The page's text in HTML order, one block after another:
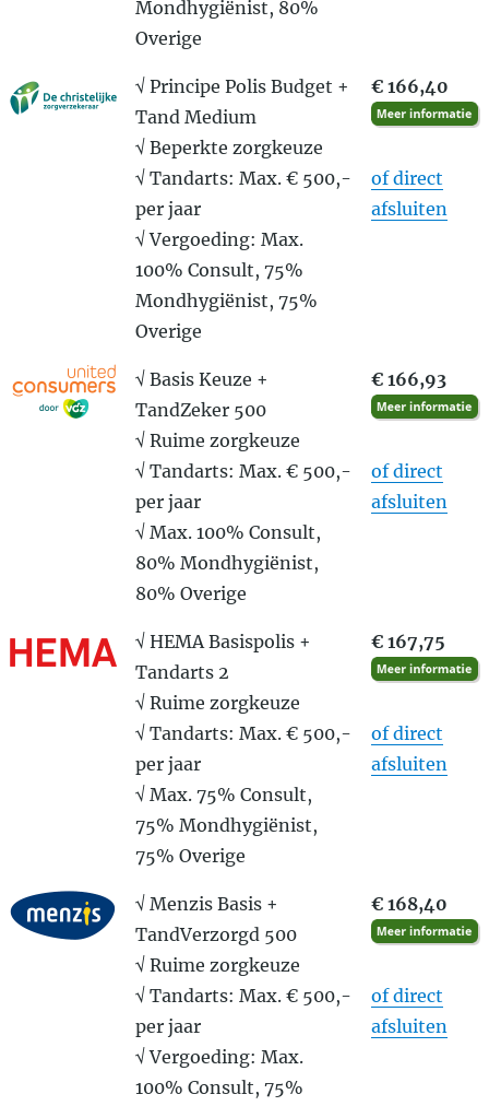
Mondhygiënist, 80%
Overige
√ Principe Polis Budget +
Tand Medium
√ Beperkte zorgkeuze
√ Tandarts: Max. € 500,-
per jaar
√ Vergoeding: Max.
100% Consult, 75%
Mondhygiënist, 75%
Overige
€ 166,40
of direct
afsluiten
√ Basis Keuze +
TandZeker 500
√ Ruime zorgkeuze
√ Tandarts: Max. € 500,-
per jaar
√ Max. 100% Consult,
80% Mondhygiënist,
80% Overige
€ 166,93
of direct
afsluiten
√ HEMA Basispolis +
Tandarts 2
√ Ruime zorgkeuze
√ Tandarts: Max. € 500,-
per jaar
√ Max. 75% Consult,
75% Mondhygiënist,
75% Overige
€ 167,75
of direct
afsluiten
√ Menzis Basis +
TandVerzorgd 500
√ Ruime zorgkeuze
√ Tandarts: Max. € 500,-
per jaar
√ Vergoeding: Max.
100% Consult, 75%
€ 168,40
of direct
afsluiten